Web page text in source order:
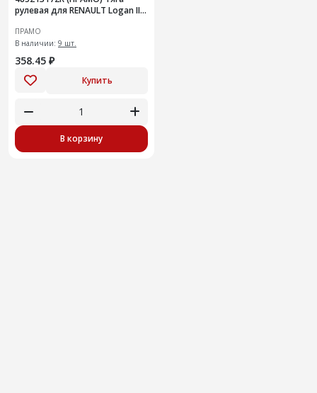
рулевая для RENAULT Logan II/
ПРАМО
В наличии: 9 шт.
358.45 ₽
Купить
В корзину